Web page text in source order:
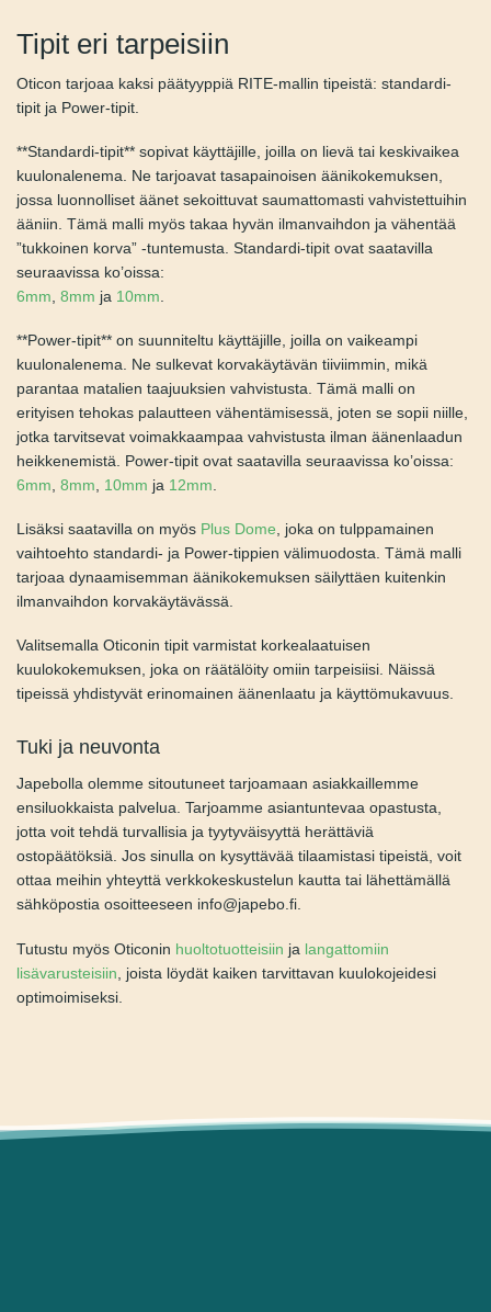
muodon ja tehon pitkällä aikavälillä.
Tipit eri tarpeisiin
standardi-tipit ja Power-tipit.
**Standardi-tipit** sopivat käyttäjille, joilla on lievä tai
keskivaikea kuulonalenema. Ne tarjoavat tasapainoisen
äänikokemuksen, jossa luonnolliset äänet sekoittuvat
saumattomasti vahvistettuihin ääniin. Tämä malli myös
takaa hyvän ilmanvaihdon ja vähentää ”tukkoinen korva” -
ko’oissa:
6mm,8mmja 10mm.
**Power-tipit** on suunniteltu käyttäjille, joilla on vaikeampi
kuulonalenema. Ne sulkevat korvakäytävän tiiviimmin, mikä
parantaa matalien taajuuksien vahvistusta. Tämä malli on
erityisen tehokas palautteen vähentämisessä, joten se
ilman äänenlaadun heikkenemistä. Power-tipit ovat
saatavilla seuraavissa ko’oissa:
6mm, 8mm,10mmja12mm.
vaihtoehto standardi- ja Power-tippien välimuodosta.
Tämä malli tarjoaa dynaamisemman äänikokemuksen
säilyttäen kuitenkin ilmanvaihdon korvakäytävässä.
Valitsemalla Oticonin tipit varmistat korkealaatuisen
tipeissä yhdistyvät erinomainen äänenlaatu ja
käyttömukavuus.
Tuki ja neuvonta
Japebolla olemme sitoutuneet tarjoamaan asiakkaillemme
opastusta, jotta voit tehdä turvallisia ja tyytyväisyyttä
herättäviä ostopäätöksiä. Jos sinulla on kysyttävää
tilaamistasi tipeistä, voit ottaa meihin yhteyttä
lisävarusteisiin, joista löydät kaiken tarvittavan
kuulokojeidesi optimoimiseksi.